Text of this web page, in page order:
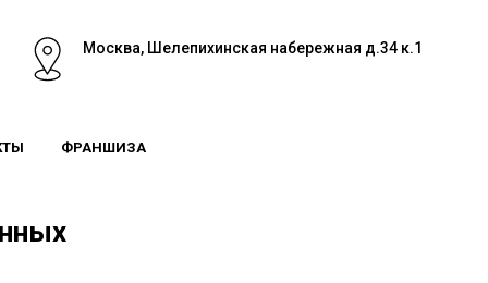
Москва, Шелепихинская набережная д.34 к.1
ФРАНШИЗА